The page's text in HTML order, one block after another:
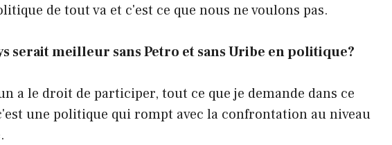
de tout va et c'est ce que nous ne voulons pas.
serait meilleur sans Petro et sans Uribe en politique?
a le droit de participer, tout ce que je demande dans ce
une politique qui rompt avec la confrontation au niveau